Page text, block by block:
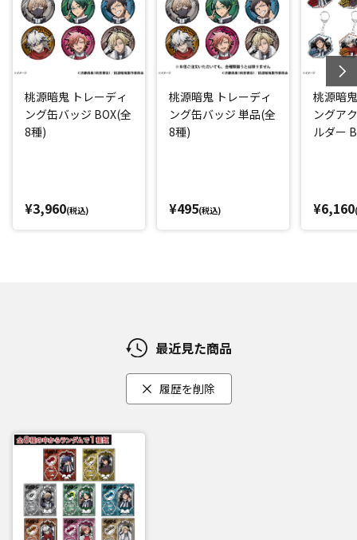
桃源暗鬼 トレーディ
ング缶バッジ BOX(全
8種)
¥3,960(税込)
桃源暗鬼 トレーディ
ング缶バッジ 単品(全
8種)
¥495(税込)
桃源暗
ングア
ルダー
¥6,160
最近見た商品
履歴を削除